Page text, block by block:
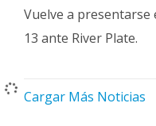
Vuelve a presentarse
13 ante River Plate.
Cargar Más Noticias